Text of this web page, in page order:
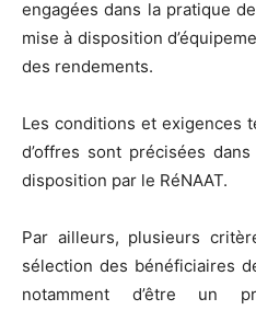
engagées dans la pratique
mise à disposition
des rendements.
Les conditions et exigences
d’offres sont précisées
disposition par le RéNAAT.
Par ailleurs, plusieurs
sélection des bénéficiaires
notamment d’être un